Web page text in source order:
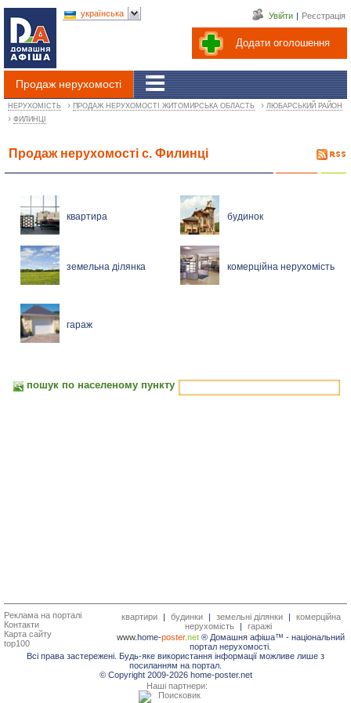
Додати оголошення
Увійти | Реєстрація
Продаж нерухомості
українська
НЕРУХОМІСТЬ › ПРОДАЖ НЕРУХОМОСТІ ЖИТОМИРСЬКА ОБЛАСТЬ › ЛЮБАРСЬКИЙ РАЙОН
› ФИЛИНЦІ
Продаж нерухомості с. Филинці
квартира будинок
земельна ділянка комерційна нерухомість
гараж
пошук по населеному пункту
Реклама на порталі
Контакти
Карта сайту
top100
квартири | будинки | земельні ділянки |
комерційна
нерухомість
|
гаражі
www.home-poster.net® Домашня афіша™ - національний
портал нерухомості.
Всі права застережені. Будь-яке використання інформації можливе лише з
посиланням на портал.
© Copyright 2009-2026 home-poster.net
Наші партнери: